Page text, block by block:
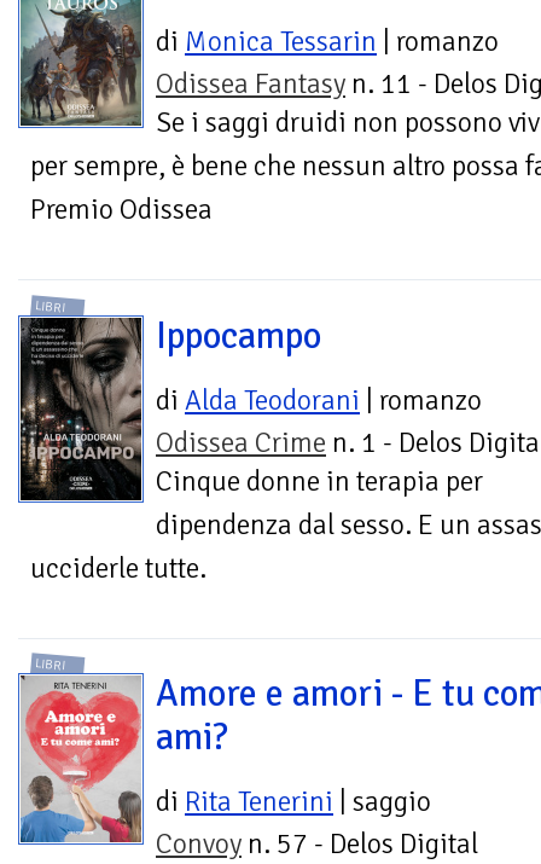
di Monica Tessarin | romanzo
Odissea Fantasy n. 11 - Delos
Se i saggi druidi non possono
per sempre, è bene che nessun altro
Premio Odissea
LIBRI
Ippocampo
di Alda Teodorani | romanzo
Odissea Crime n. 1 - Delos
Cinque donne in terapia per
dipendenza dal sesso. E un
ucciderle tutte.
LIBRI
Amore e amori - E tu
ami?
di Rita Tenerini | saggio
Convoy n. 57 - Delos Digital